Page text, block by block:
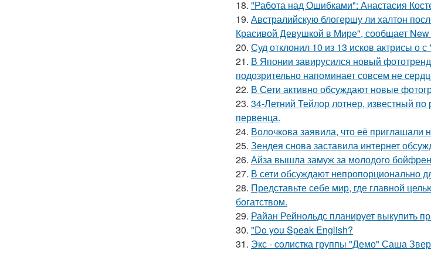
18. "Работа над Ошибками": Анастасия
19. Австралийскую блогершу ли халтон
Красивой Девушкой в Мире", сообщает New
20. Суд отклонил 10 из 13 исков актрисы о
21. В Японии завирусился новый
подозрительно напоминает совсем не
22. В Сети активно обсуждают новые
23. 34-Летний Тейлор лотнер, известный
первенца.
24. Волочкова заявила, что её приглашали
25. Зендея снова заставила интернет
26. Айза вышла замуж за молодого
27. В сети обсуждают непропорционально
28. Представьте себе мир, где главной
богатством.
29. Райан Рейнольдс планирует выкупить
30. "Do you Speak English?
31. Экс - coлистка группы "Демо" Саша